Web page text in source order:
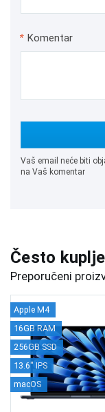
* Komentar
Vaš email neće biti
na Vaš komentar
Često
Preporučeni
Apple M4
16GB RAM
256GB SSD
13.6" IPS
macOS